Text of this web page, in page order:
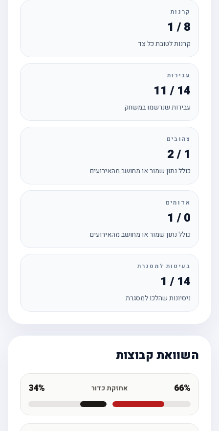
קרנות
1 / 8
קרנות לטובת כל צד
עבירות
11 / 14
עבירות שנרשמו במשחק
צהובים
2 / 1
כולל נתון שמור או מחושב מהאירועים
אדומים
1 / 0
כולל נתון שמור או מחושב מהאירועים
בעיטות למסגרת
1 / 14
ניסיונות שהלכו למסגרת
השוואת קבוצות
66% אחזקת כדור 34%